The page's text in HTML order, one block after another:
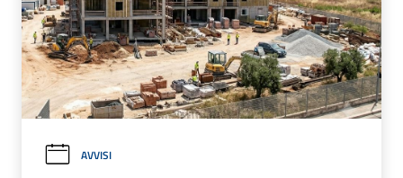
AVVISI